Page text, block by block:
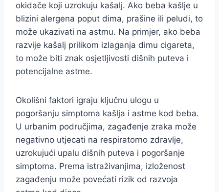
okidače koji uzrokuju kašalj. Ako beba kašlje u
blizini alergena poput dima, prašine ili peludi, to
može ukazivati na astmu. Na primjer, ako beba
razvije kašalj prilikom izlaganja dimu cigareta,
to može biti znak osjetljivosti dišnih puteva i
potencijalne astme.
Okolišni faktori igraju ključnu ulogu u
pogoršanju simptoma kašlja i astme kod beba.
U urbanim područjima, zagađenje zraka može
negativno utjecati na respiratorno zdravlje,
uzrokujući upalu dišnih puteva i pogoršanje
simptoma. Prema istraživanjima, izloženost
zagađenju može povećati rizik od razvoja